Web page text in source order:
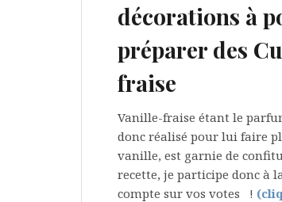
décorations à
préparer des
fraise
Vanille-fraise étant le
donc réalisé pour lui faire
vanille, est garnie de
recette, je participe donc à
compte sur vos votes !